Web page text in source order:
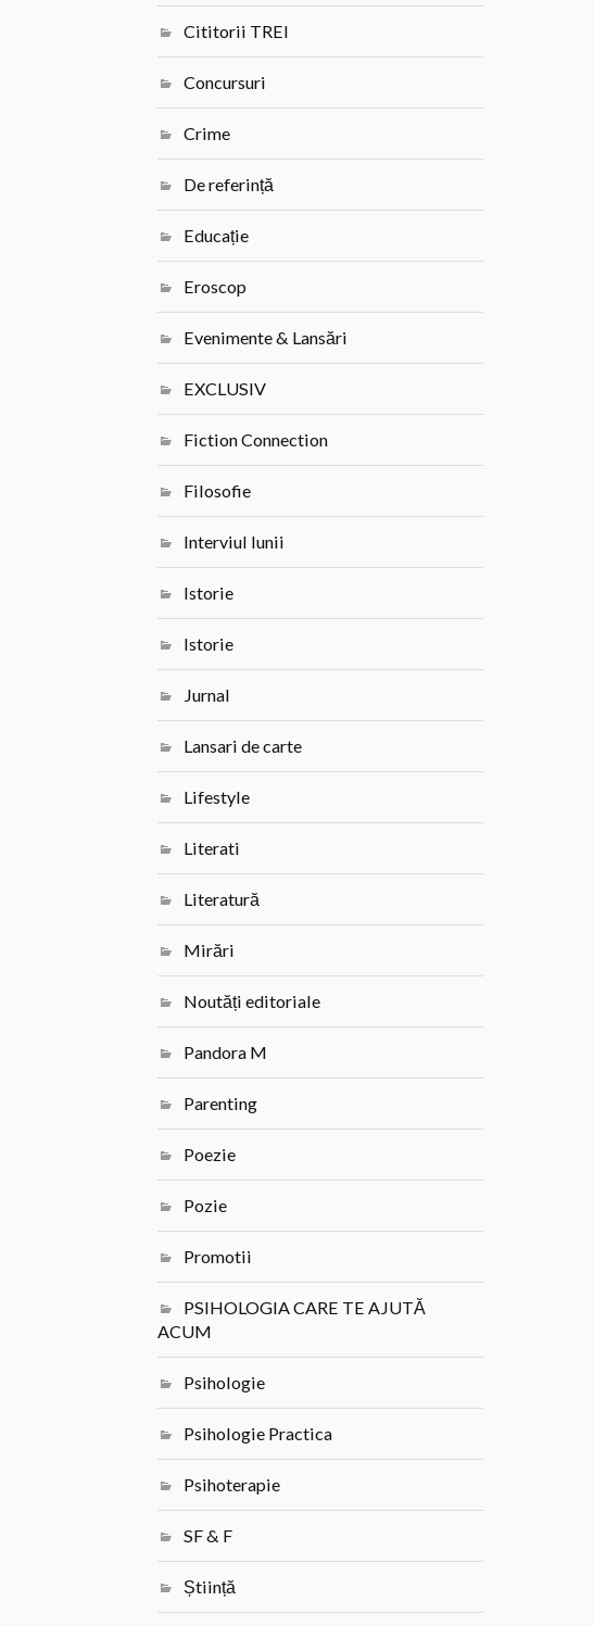
Cititorii TREI
Concursuri
Crime
De referință
Educație
Eroscop
Evenimente & Lansări
EXCLUSIV
Fiction Connection
Filosofie
Interviul lunii
Istorie
Istorie
Jurnal
Lansari de carte
Lifestyle
Literati
Literatură
Mirări
Noutăți editoriale
Pandora M
Parenting
Poezie
Pozie
Promotii
PSIHOLOGIA CARE TE AJUTĂ
ACUM
Psihologie
Psihologie Practica
Psihoterapie
SF & F
Știință